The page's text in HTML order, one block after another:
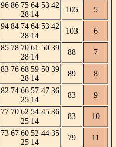
96 86 75 64 53 42
28 14
105 5
94 84 74 64 53 42
28 14
103 6
85 78 70 61 50 39
28 14
88 7
83 76 68 59 50 39
28 14
89 8
82 74 66 57 47 36
25 14
83 9
77 70 62 54 45 36
25 14
83 10
73 67 60 52 44 35
25 14
79 11